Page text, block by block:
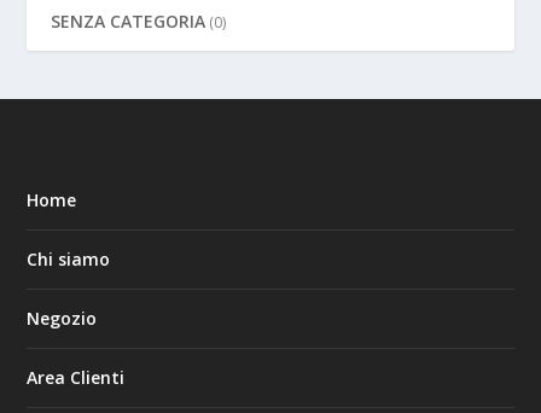
SENZA CATEGORIA (0)
Home
Chi siamo
Negozio
Area Clienti